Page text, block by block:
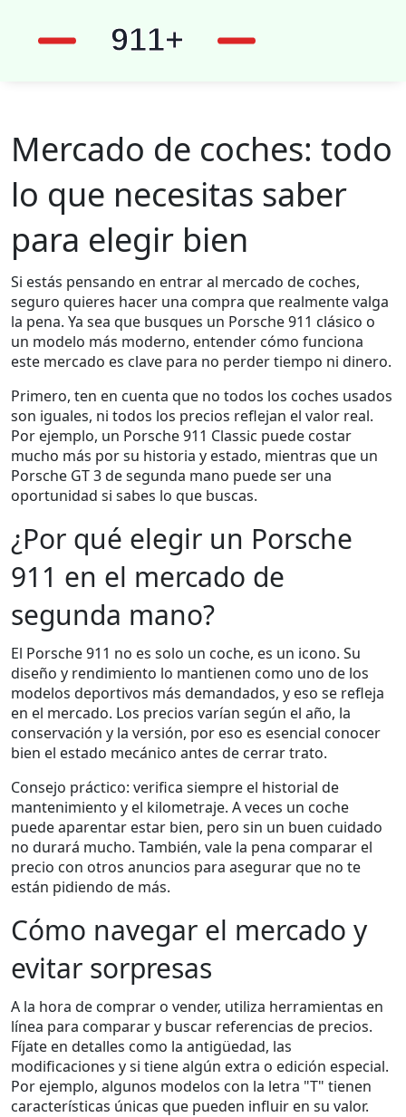
Mercado de coches: todo
lo que necesitas saber
para elegir bien
Si estás pensando en entrar al mercado de coches,
seguro quieres hacer una compra que realmente valga
la pena. Ya sea que busques un Porsche 911 clásico o
un modelo más moderno, entender cómo funciona
este mercado es clave para no perder tiempo ni dinero.
Primero, ten en cuenta que no todos los coches usados
son iguales, ni todos los precios reflejan el valor real.
Por ejemplo, un Porsche 911 Classic puede costar
mucho más por su historia y estado, mientras que un
Porsche GT 3 de segunda mano puede ser una
oportunidad si sabes lo que buscas.
¿Por qué elegir un Porsche
911 en el mercado de
segunda mano?
El Porsche 911 no es solo un coche, es un icono. Su
diseño y rendimiento lo mantienen como uno de los
modelos deportivos más demandados, y eso se refleja
en el mercado. Los precios varían según el año, la
conservación y la versión, por eso es esencial conocer
bien el estado mecánico antes de cerrar trato.
Consejo práctico: verifica siempre el historial de
mantenimiento y el kilometraje. A veces un coche
puede aparentar estar bien, pero sin un buen cuidado
no durará mucho. También, vale la pena comparar el
precio con otros anuncios para asegurar que no te
están pidiendo de más.
Cómo navegar el mercado y
evitar sorpresas
A la hora de comprar o vender, utiliza herramientas en
línea para comparar y buscar referencias de precios.
Fíjate en detalles como la antigüedad, las
modificaciones y si tiene algún extra o edición especial.
Por ejemplo, algunos modelos con la letra "T" tienen
características únicas que pueden influir en su valor.